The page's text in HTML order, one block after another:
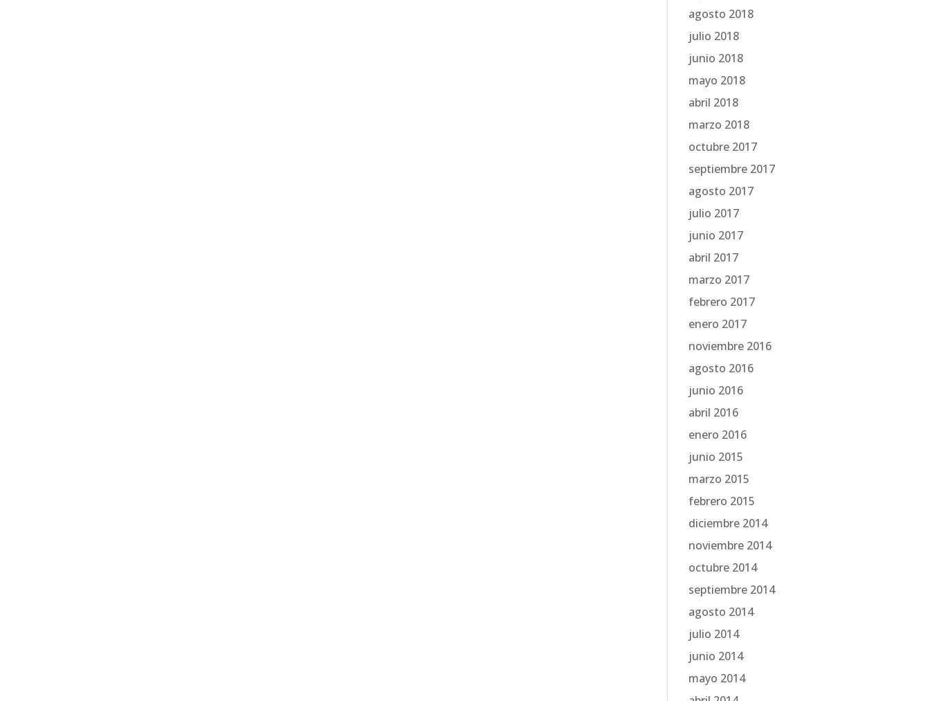
agosto 2018
julio 2018
junio 2018
mayo 2018
abril 2018
marzo 2018
octubre 2017
septiembre 2017
agosto 2017
julio 2017
junio 2017
abril 2017
marzo 2017
febrero 2017
enero 2017
noviembre 2016
agosto 2016
junio 2016
abril 2016
enero 2016
junio 2015
marzo 2015
febrero 2015
diciembre 2014
noviembre 2014
octubre 2014
septiembre 2014
agosto 2014
julio 2014
junio 2014
mayo 2014